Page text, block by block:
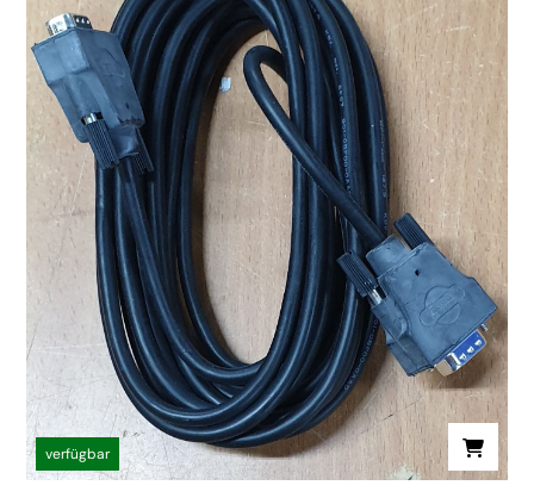
verfügbar